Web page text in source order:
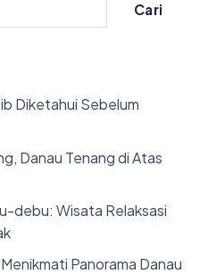
Cari
Diketahui Sebelum
Danau Tenang di Atas
debu: Wisata Relaksasi
Panorama Danau